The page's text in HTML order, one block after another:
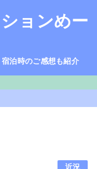
ョンめー
泊時のご感想も紹介
近況